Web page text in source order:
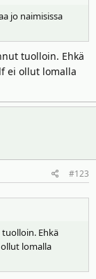
jo naimisissa
tuolloin. Ehkä
ei ollut lomalla
#123
Ehkä
lomalla